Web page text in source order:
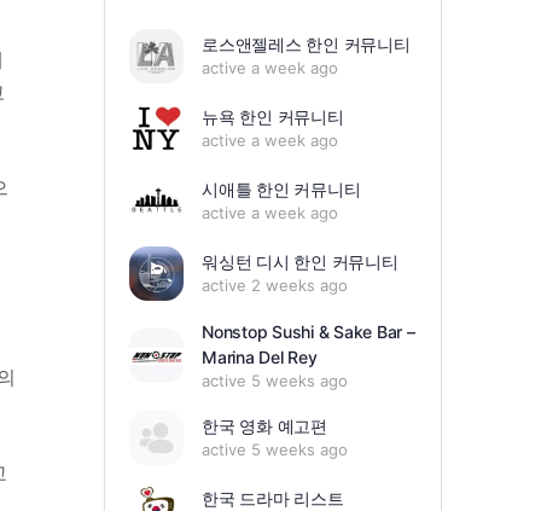
로스앤젤레스 한인 커뮤니티
active a week ago
뉴욕 한인 커뮤니티
active a week ago
시애틀 한인 커뮤니티
active a week ago
워싱턴 디시 한인 커뮤니티
active 2 weeks ago
Nonstop Sushi & Sake Bar –
Marina Del Rey
active 5 weeks ago
한국 영화 예고편
active 5 weeks ago
한국 드라마 리스트